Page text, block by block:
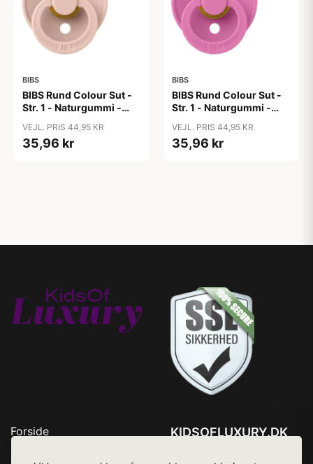
BIBS
BIBS Rund Colour Sut -
Str. 1 - Naturgummi -
VEJL. PRIS 44,95 KR
35,96 kr
BIBS
BIBS Rund Colour Sut -
Str. 1 - Naturgummi -
VEJL. PRIS 44,95 KR
35,96 kr
Forside
KIDSOFLUXURY.DK